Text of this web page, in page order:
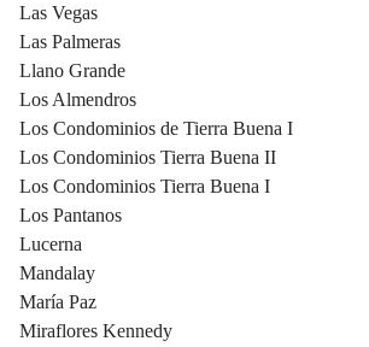
Las Vegas
Las Palmeras
Llano Grande
Los Almendros
Los Condominios de Tierra Buena I
Los Condominios Tierra Buena II
Los Condominios Tierra Buena I
Los Pantanos
Lucerna
Mandalay
María Paz
Miraflores Kennedy